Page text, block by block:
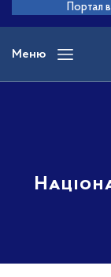
основного
вмісту
Портал
Меню